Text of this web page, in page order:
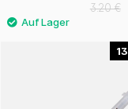
3.20 €
13